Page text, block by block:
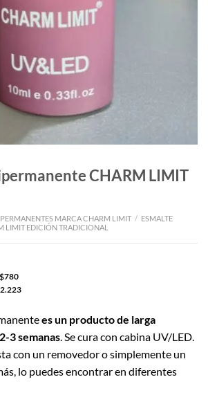
CHARM LIMIT
MARCA CHARM LIMIT / ESMALTE
LIMIT EDICIÓN TRADICIONAL
$780
2.223
es un producto de larga
3 semanas. Se cura con cabina UV/LED.
con un removedor o simplemente un
lo puedes encontrar en diferentes